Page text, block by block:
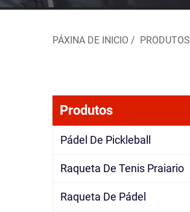
PÁXINA DE INICIO / PRODUTOS
Produtos
Pádel De Pickleball
Raqueta De Tenis Praiario
Raqueta De Pádel